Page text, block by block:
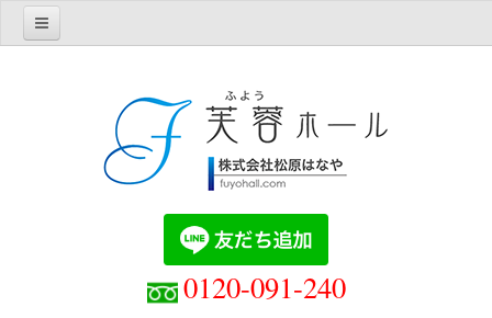
0120-091-240
芙蓉ホール紹介
芙蓉ホールの理念・概要
芙蓉ホールでの葬儀
芙蓉ホール別館・胡蝶
２階・中規模葬用ホール